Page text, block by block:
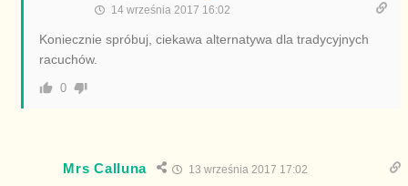
14 września 2017 16:02
Koniecznie spróbuj, ciekawa alternatywa dla tradycyjnych
racuchów.
0
Mrs Calluna 13 września 2017 17:02